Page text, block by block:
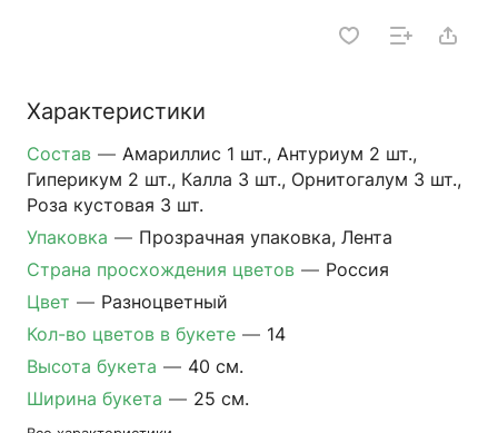
Характеристики
Состав — Амариллис 1 шт., Антуриум 2 шт.,
Гиперикум 2 шт., Калла 3 шт., Орнитогалум 3 шт.,
Роза кустовая 3 шт.
Упаковка — Прозрачная упаковка, Лента
Страна просхождения цветов — Россия
Цвет — Разноцветный
Кол-во цветов в букете — 14
Высота букета — 40 см.
Ширина букета — 25 см.